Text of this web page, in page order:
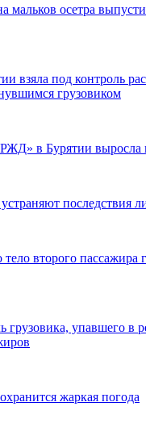
мальков осетра
взяла под контроль
грузовиком
в Бурятии выросла
последствия
второго пассажира
грузовика, упавшего в
жаркая погода